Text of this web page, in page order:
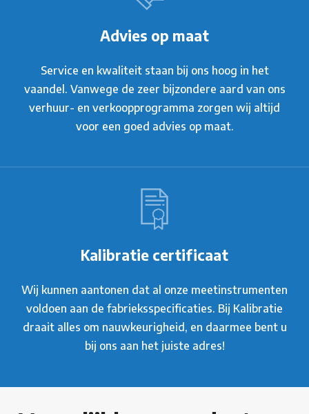
Advies op maat
Service en kwaliteit staan bij ons hoog in het
vaandel. Vanwege de zeer bijzondere aard van ons
verhuur- en verkoopprogramma zorgen wij altijd
voor een goed advies op maat.
Kalibratie certificaat
Wij kunnen aantonen dat al onze meetinstrumenten
voldoen aan de fabrieksspecificaties. Bij Kalibratie
draait alles om nauwkeurigheid, en daarmee bent u
bij ons aan het juiste adres!